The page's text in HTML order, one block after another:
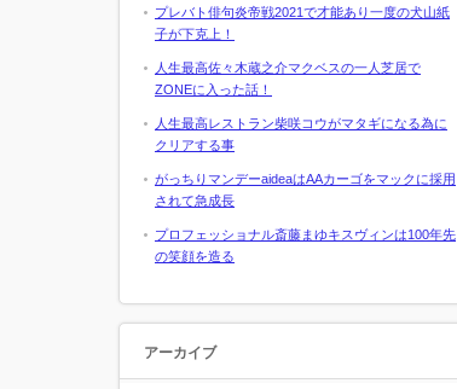
プレバト俳句炎帝戦2021で才能あり一度の犬山紙
子が下克上！
人生最高佐々木蔵之介マクベスの一人芝居で
ZONEに入った話！
人生最高レストラン柴咲コウがマタギになる為に
クリアする事
がっちりマンデーaideaはAAカーゴをマックに採用
されて急成長
プロフェッショナル斎藤まゆキスヴィンは100年先
の笑顔を造る
アーカイブ